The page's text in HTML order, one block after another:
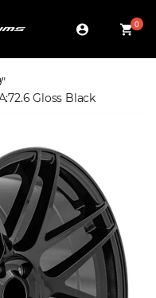
0
Gloss Black